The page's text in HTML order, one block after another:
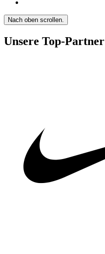
Nach oben scrollen.
Unsere Top-Partner